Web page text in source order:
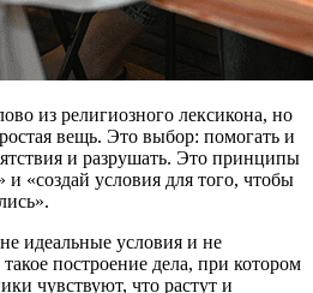
из религиозного лексикона, но
вещь. Это выбор: помогать и
и разрушать. Это принципы
и «создай условия для того, чтобы
идеальные условия и не
построение дела, при котором
чувствуют, что растут и